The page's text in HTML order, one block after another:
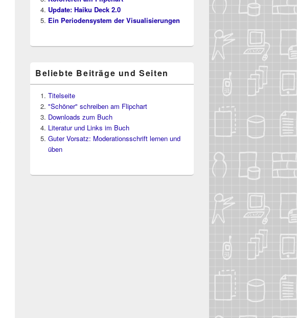
Update: Haiku Deck 2.0
Ein Periodensystem der Visualisierungen
Beliebte Beiträge und Seiten
Titelseite
"Schöner" schreiben am Flipchart
Downloads zum Buch
Literatur und Links im Buch
Guter Vorsatz: Moderationsschrift lernen und
üben